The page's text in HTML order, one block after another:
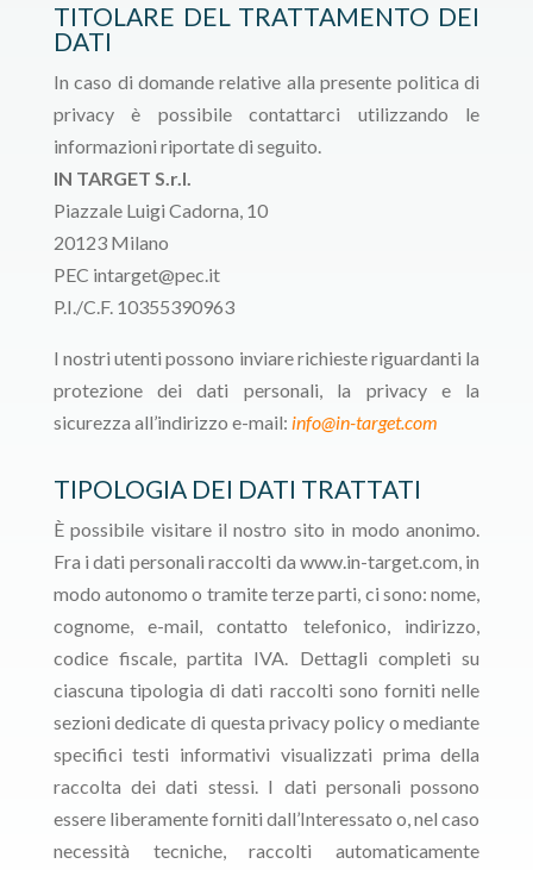
TITOLARE DEL TRATTAMENTO DEI
DATI
In caso di domande relative alla presente politica di
privacy è possibile contattarci utilizzando le
informazioni riportate di seguito.
IN TARGET S.r.l.
Piazzale Luigi Cadorna, 10
20123 Milano
PEC intarget@pec.it
P.I./C.F. 10355390963
I nostri utenti possono inviare richieste riguardanti la
protezione dei dati personali, la privacy e la
sicurezza all’indirizzo e-mail: info@in-target.com
TIPOLOGIA DEI DATI TRATTATI
È possibile visitare il nostro sito in modo anonimo.
Fra i dati personali raccolti da www.in-target.com, in
modo autonomo o tramite terze parti, ci sono: nome,
cognome, e-mail, contatto telefonico, indirizzo,
codice fiscale, partita IVA. Dettagli completi su
ciascuna tipologia di dati raccolti sono forniti nelle
sezioni dedicate di questa privacy policy o mediante
specifici testi informativi visualizzati prima della
raccolta dei dati stessi. I dati personali possono
essere liberamente forniti dall’Interessato o, nel caso
necessità tecniche, raccolti automaticamente